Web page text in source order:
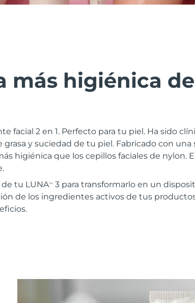
más higiénica
facial 2 en 1. Perfecto para tu piel. Ha sido
grasa y suciedad de tu piel. Fabricado con
higiénica que los cepillos faciales de nylon.
tu LUNATM
3 para transformarlo en un
de los ingredientes activos de tus